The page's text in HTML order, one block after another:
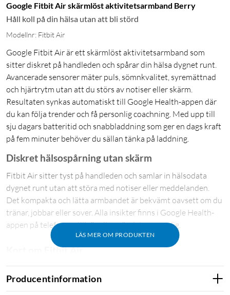
Google Fitbit Air skärmlöst aktivitetsarmband Berry
Håll koll på din hälsa utan att bli störd
Modellnr: Fitbit Air
Google Fitbit Air är ett skärmlöst aktivitetsarmband som
sitter diskret på handleden och spårar din hälsa dygnet runt.
Avancerade sensorer mäter puls, sömnkvalitet, syremättnad
och hjärtrytm utan att du störs av notiser eller skärm.
Resultaten synkas automatiskt till Google Health-appen där
du kan följa trender och få personlig coachning. Med upp till
sju dagars batteritid och snabbladdning som ger en dags kraft
på fem minuter behöver du sällan tänka på laddning.
LÄS MER OM PRODUKTEN
Diskret hälsospårning utan skärm
Fitbit Air sitter tyst på handleden och samlar in hälsodata
dygnet runt utan att störa med notiser eller meddelanden.
Det kompakta och lätta armbandet är bekvämt oavsett om du
tränar, jobbar eller sover. Alla insikter finns i Google Health-
appen på telefonen, tillgängliga när det passar dig.
Kort om Fitbit Air
Skärmlös design för diskret hälsospårning utan
distraktion
Puls, sömnstadier, SpO2 och AFib-övervakning dygnet
Producentinformation